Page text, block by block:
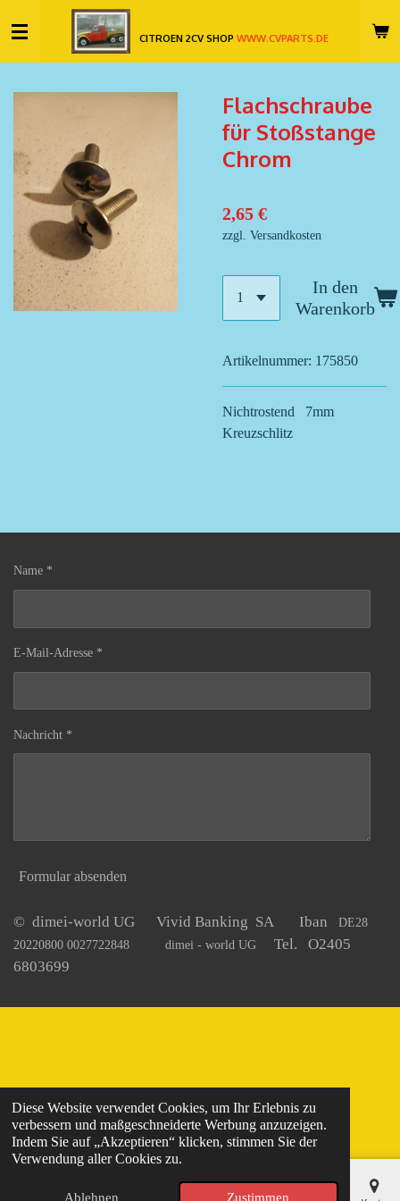
Diese Website verwendet Cookies, um Ihr Erlebnis zu
verbessern und maßgeschneiderte Werbung anzuzeigen.
Indem Sie auf „Akzeptieren“ klicken, stimmen Sie der
Verwendung aller Cookies zu.
Ablehnen Zustimmen
Hauptinhalt
springen
CITROEN 2CV SHOPWWW.CVPARTS.DE
Flachschraube
für Stoßstange
Chrom
2,65 €
zzgl. Versandkosten
In den
Warenkorb
Artikelnummer: 175850
Nichtrostend 7mm
Kreuzschlitz
Name *
E-Mail-Adresse *
Nachricht *
Formular absenden
© dimei-world UG Vivid Banking SA Iban
DE28
20220800 0027722848 dimei - world UG Tel. O2405
6803699